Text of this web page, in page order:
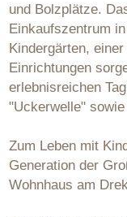
und Bolzplätze.
Einkaufszentrum
Kindergärten,
Einrichtungen
erlebnisreichen
"Uckerwelle"
Zum Leben mit
Generation der
Wohnhaus am